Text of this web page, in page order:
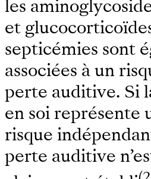
les
et
septicémies sont
associées à un
perte auditive. Si
en soi représente
risque
perte auditive